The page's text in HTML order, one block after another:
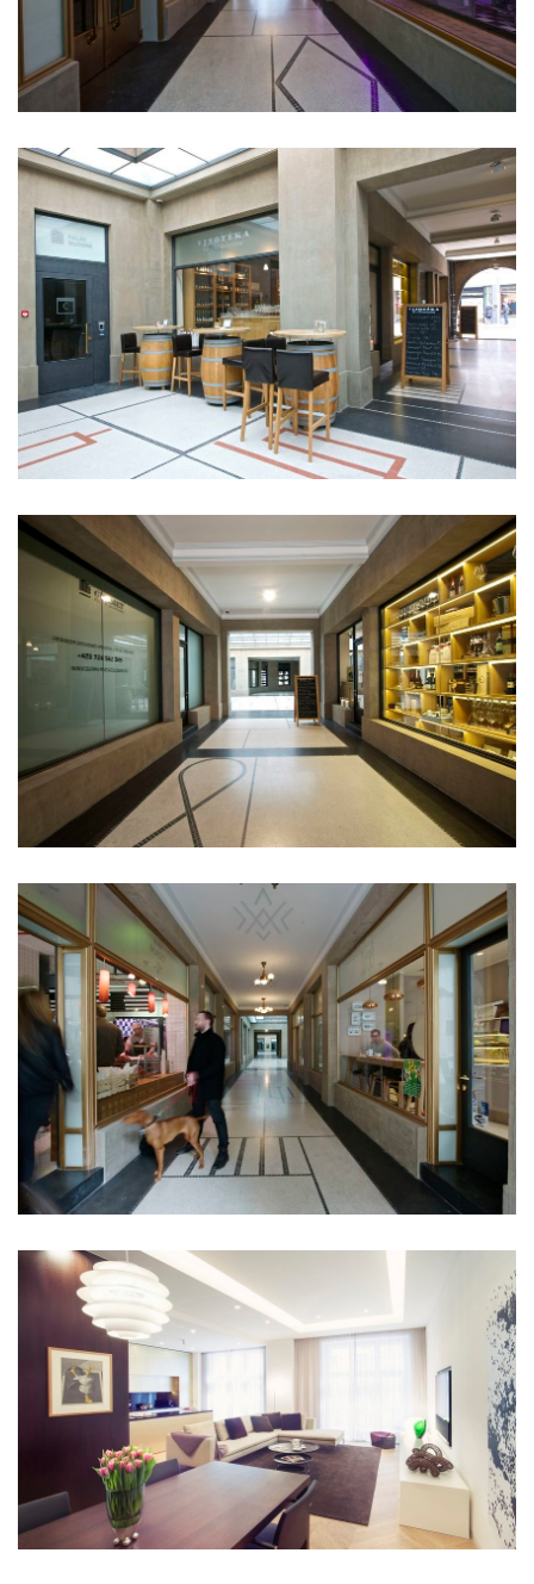
školka jeseniova
filadelfie – nová recepce
bytové domy vítězná/újezd
afi vokovice